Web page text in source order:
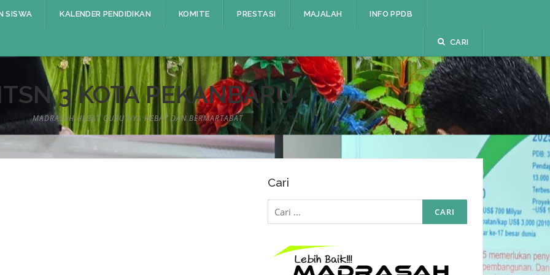
SISWA KALENDER PENDIDIKAN KOMITE PRESTASI MAJALAH INFO PPDB
CARI
3 KOTA PEKANBARU
MADRASAH HEBAT GURU NYA HEBAT DAN BERMARTABAT
Cari
Cari
untuk: